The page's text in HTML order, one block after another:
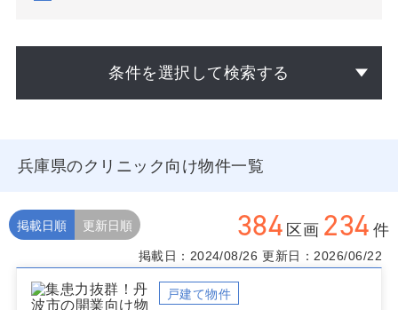
条件を選択して検索する
兵庫県のクリニック向け物件一覧
384 区画 234 件
掲載日順 更新日順
掲載日：2024/08/26 更新日：2026/06/22
戸建て物件